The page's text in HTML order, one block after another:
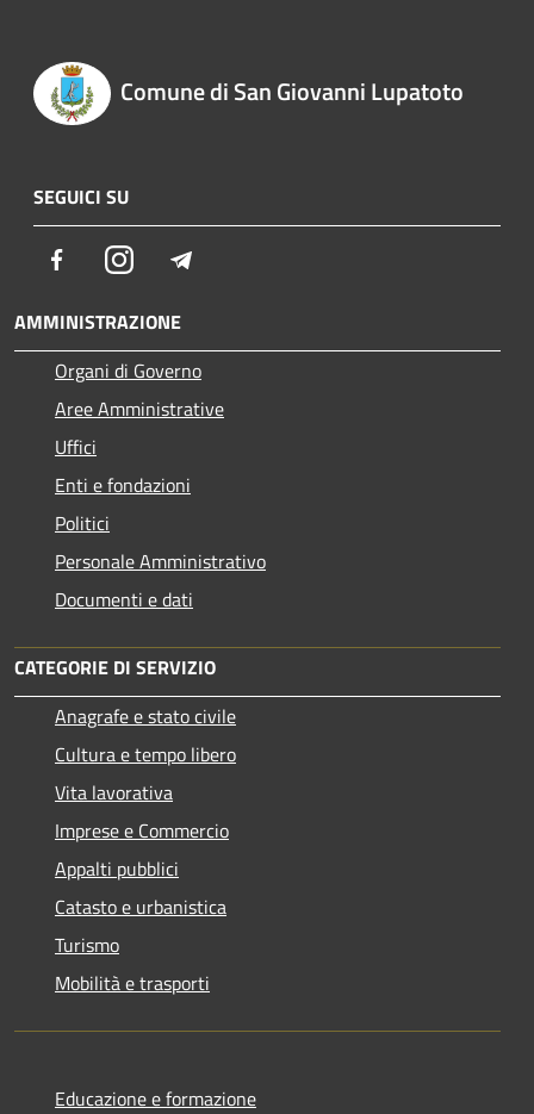
Comune di San Giovanni Lupatoto
SEGUICI SU
FacebookInstagram
AMMINISTRAZIONE
Organi di Governo
Aree Amministrative
Uffici
Enti e fondazioni
Politici
Personale Amministrativo
Documenti e dati
CATEGORIE DI SERVIZIO
Anagrafe e stato civile
Cultura e tempo libero
Vita lavorativa
Imprese e Commercio
Appalti pubblici
Catasto e urbanistica
Turismo
Mobilità e trasporti
Educazione e formazione